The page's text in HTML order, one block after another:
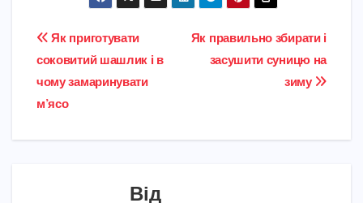
Навігація
записів
Як правильно збирати і
засушити суницю на
зиму
Як приготувати
соковитий шашлик і в
чому замаринувати
м’ясо
Від